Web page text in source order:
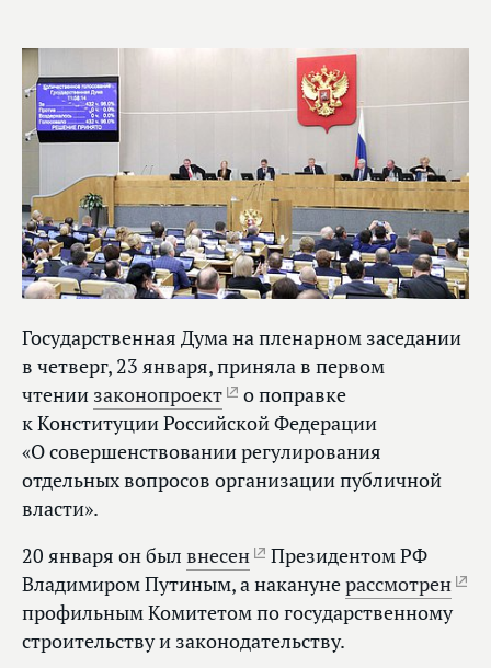
Государственная Дума на пленарном заседании
в четверг, 23 января, приняла в первом
чтении законопроект
о поправке
к Конституции Российской Федерации
«О совершенствовании регулирования
отдельных вопросов организации публичной
власти».
20 января он был внесен
Президентом РФ
Владимиром Путиным, а наканунерассмотрен
профильным Комитетом по государственному
строительству и законодательству.